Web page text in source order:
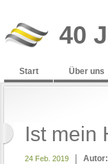
40
Start Über uns
Ist mein
24 Feb. 2019 Autor: